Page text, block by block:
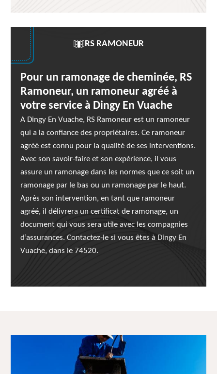
RS RAMONEUR
Pour un ramonage de cheminée, RS
Ramoneur, un ramoneur agréé à
votre service à Dingy En Vuache
A Dingy En Vuache, RS Ramoneur est un ramoneur
qui a la confiance des propriétaires. Ce ramoneur
agréé est connu pour la qualité de ses interventions.
Avec son savoir-faire et son expérience, il vous
assure un ramonage dans les normes que ce soit un
ramonage par le bas ou un ramonage par le haut.
Après son intervention, en tant que ramoneur
agréé, il délivrera un certificat de ramonage, un
document qui vous sera utile avec les compagnies
d’assurances. Contactez-le si vous êtes à Dingy En
Vuache, dans le 74520.